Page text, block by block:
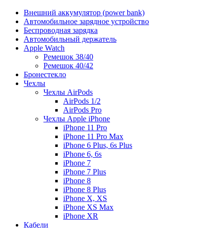
Внешний аккумулятор (power bank)
Автомобильное зарядное устройство
Беспроводная зарядка
Автомобильный держатель
Apple Watch
Ремешок 38/40
Ремешок 40/42
Бронестекло
Чехлы
Чехлы AirPods
AirPods 1/2
AirPods Pro
Чехлы Apple iPhone
iPhone 11 Pro
iPhone 11 Pro Max
iPhone 6 Plus, 6s Plus
iPhone 6, 6s
iPhone 7
iPhone 7 Plus
iPhone 8
iPhone 8 Plus
iPhone X, XS
iPhone XS Max
iPhone XR
Кабели